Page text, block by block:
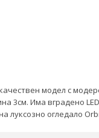
модел с
3см. Има вградено
огледало